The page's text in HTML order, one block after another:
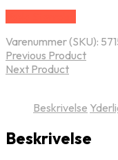
Varenummer (SKU):
Previous Product
Next Product
Beskrivelse
Beskrivelse